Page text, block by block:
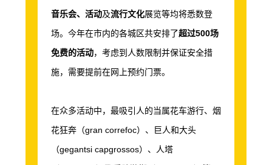
音乐会、活动及流行文化展览等均将悉数登
场。今年在市内的各城区共安排了超过500场
免费的活动，考虑到人数限制并保证安全措
施，需要提前在网上预约门票。
在众多活动中，最吸引人的当属花车游行、烟
花狂奔（gran correfoc）、巨人和大头
（gegantsi capgrossos）、人塔